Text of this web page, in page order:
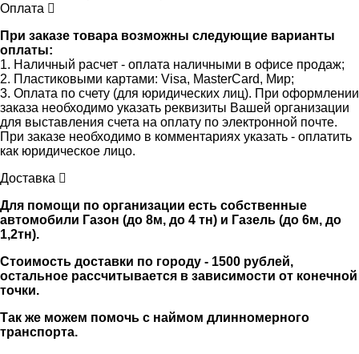
Оплата
При заказе товара возможны следующие варианты
оплаты:
1. Наличный расчет - оплата наличными в офисе продаж;
2. Пластиковыми картами: Visa, MasterCard, Мир;
3. Оплата по счету (для юридических лиц). При оформлении
заказа необходимо указать реквизиты Вашей организации
для выставления счета на оплату по электронной почте.
При заказе необходимо в комментариях указать - оплатить
как юридическое лицо.
Доставка
Для помощи по организации есть собственные
автомобили Газон (до 8м, до 4 тн) и Газель (до 6м, до
1,2тн).
Стоимость доставки по городу - 1500 рублей,
остальное рассчитывается в зависимости от конечной
точки.
Так же можем помочь с наймом длинномерного
транспорта.